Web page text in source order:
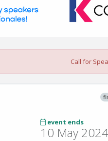
Call for
event ends
10 May 2024